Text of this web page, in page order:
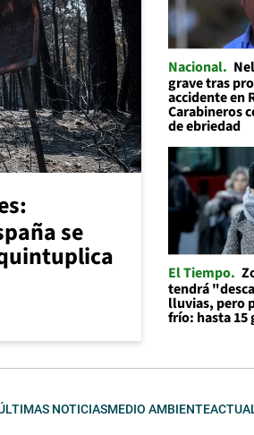
se
Nacional
grave tras
accidente en
Carabineros
de ebriedad
El Tiempo
tendrá
lluvias, pero
frío: hasta 15
NOTICIASMEDIO AMBIENTE